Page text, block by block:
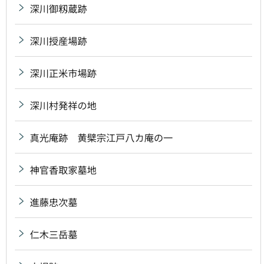
深川御籾蔵跡
深川授産場跡
深川正米市場跡
深川村発祥の地
真光庵跡 黄檗宗江戸八カ庵の一
神官香取家墓地
進藤忠次墓
仁木三岳墓